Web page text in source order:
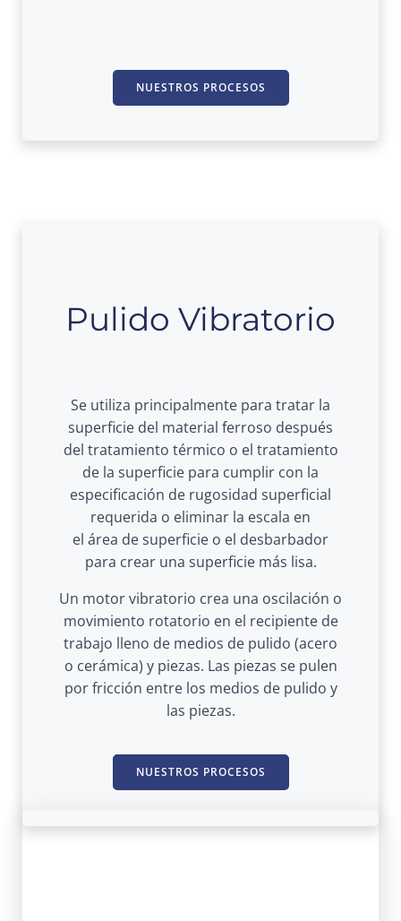
NUESTROS PROCESOS
Pulido Vibratorio
Se utiliza principalmente para tratar la
superficie del material ferroso después
del tratamiento térmico o el tratamiento
de la superficie para cumplir con la
especificación de rugosidad superficial
requerida o eliminar la escala en
el área de superficie o el desbarbador
para crear una superficie más lisa.
Un motor vibratorio crea una oscilación o
movimiento rotatorio en el recipiente de
trabajo lleno de medios de pulido (acero
o cerámica) y piezas. Las piezas se pulen
por fricción entre los medios de pulido y
las piezas.
NUESTROS PROCESOS